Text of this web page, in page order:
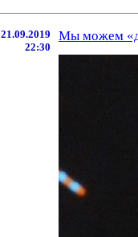
21.09.2019
22:30
Мы можем